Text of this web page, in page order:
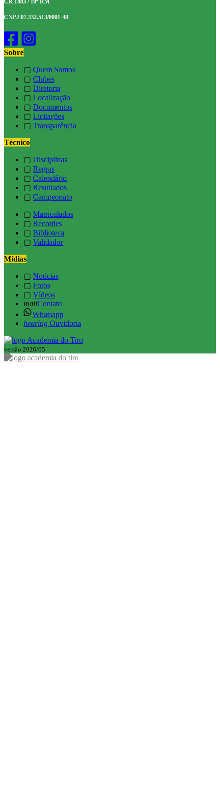
CR 1483 / 10ª RM
CNPJ 07.332.513/0001-49
Sobre
▢ Quem Somos
▢ Clubes
▢ Diretoria
▢ Localização
▢ Documentos
▢ Licitações
▢ Transparência
Técnico
▢ Disciplinas
▢ Regras
▢ Calendário
▢ Resultados
▢ Campeonato
▢ Matriculados
▢ Recordes
▢ Biblioteca
▢ Validador
Mídias
▢ Notícias
▢ Fotos
▢ Vídeos
mailContato
Whatsapp
hearing Ouvidoria
versão 2026/05